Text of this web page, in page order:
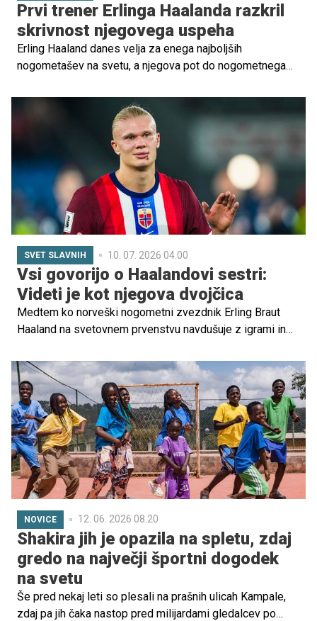
Prvi trener Erlinga Haalanda razkril
skrivnost njegovega uspeha
Erling Haaland danes velja za enega najboljših
nogometašev na svetu, a njegova pot do nogometnega
skromnih igriščih norveškega kluba Bryne FK. Njegov prvi
trener Alf Ingve Berntsen je v intervjuju za Mozaiq Sports
razkril, kako se je razvijal mladi Haaland in kakšne
nasvete bi dal trenerjem mladih nogometašev.
SVET SLAVNIH 10. 07. 2026 04.00
Vsi govorijo o Haalandovi sestri:
Videti je kot njegova dvojčica
Medtem ko norveški nogometni zvezdnik Erling Braut
Haaland na svetovnem prvenstvu navdušuje z igrami in
tudi njegova družina. Po eni izmed tekem je skupaj z
najbližjimi poziral fotografom, uporabniki družbenih
omrežij pa so hitro opazili njegovo sestro Gabrielle.
NOVICE 12. 06. 2026 08.20
Shakira jih je opazila na spletu, zdaj
gredo na največji športni dogodek
na svetu
Še pred nekaj leti so plesali na prašnih ulicah Kampale,
zdaj pa jih čaka nastop pred milijardami gledalcev po